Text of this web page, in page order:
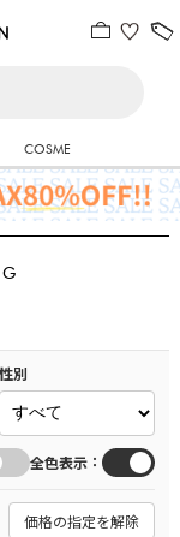
COSME
性別
全色表示 ：
価格の指定を解除